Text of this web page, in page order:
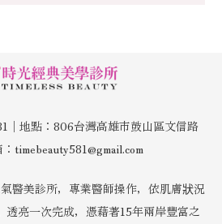
地點：806台灣高雄市鼓山區文信路
timebeauty581@gmail.com
醫美診所，專業醫師操作，依肌膚狀況
透亮一次完成，憑藉著15年兩岸豐富之